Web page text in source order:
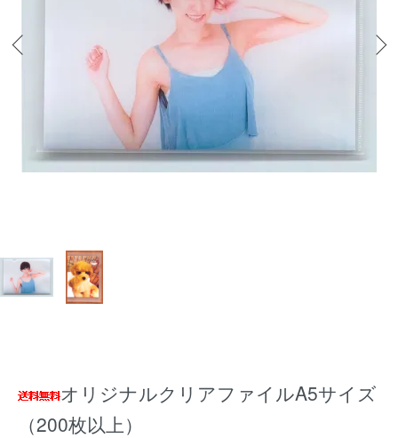
オリジナルクリアファイルA5サイズ
（200枚以上）